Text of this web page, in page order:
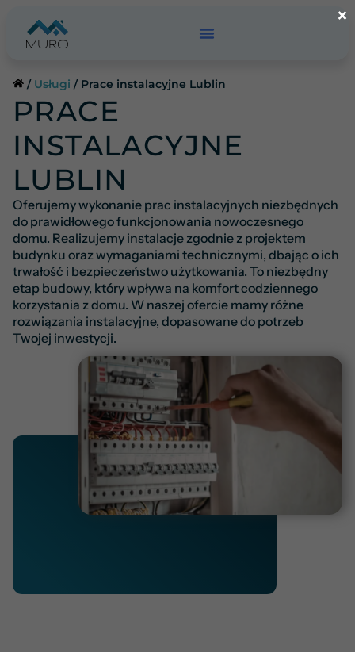
treści
/ Usługi / Prace instalacyjne Lublin
PRACE
INSTALACYJNE
LUBLIN
Oferujemy wykonanie prac instalacyjnych niezbędnych
do prawidłowego funkcjonowania nowoczesnego
domu. Realizujemy instalacje zgodnie z projektem
budynku oraz wymaganiami technicznymi, dbając o ich
trwałość i bezpieczeństwo użytkowania. To niezbędny
etap budowy, który wpływa na komfort codziennego
korzystania z domu. W naszej ofercie mamy różne
rozwiązania instalacyjne, dopasowane do potrzeb
Twojej inwestycji.
×